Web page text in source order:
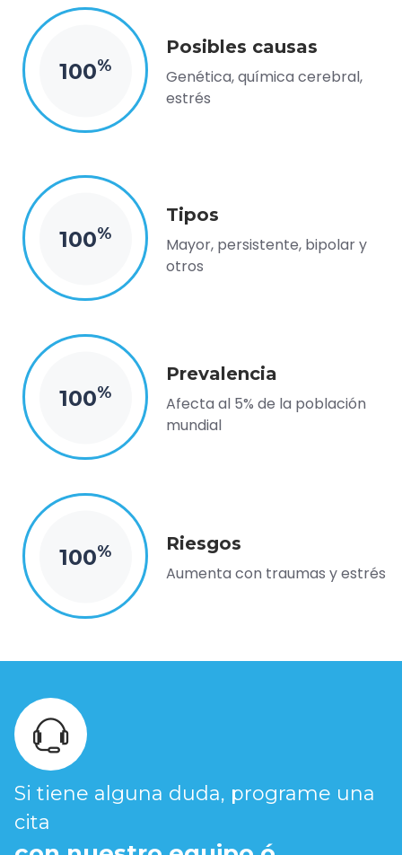
100%
Posibles causas
Genética, química cerebral,
estrés
100%
Tipos
Mayor, persistente, bipolar y
otros
100%
Prevalencia
Afecta al 5% de la población
mundial
100% Riesgos
Aumenta con traumas y estrés
Si tiene alguna duda, programe una
cita